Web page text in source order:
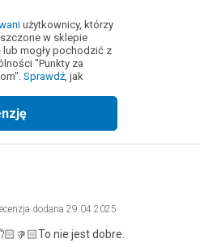
użytkownicy, którzy
w sklepie
mogły pochodzić z
"Punkty za
Sprawdź, jak
dodana 29.04.2025
nie jest dobre.